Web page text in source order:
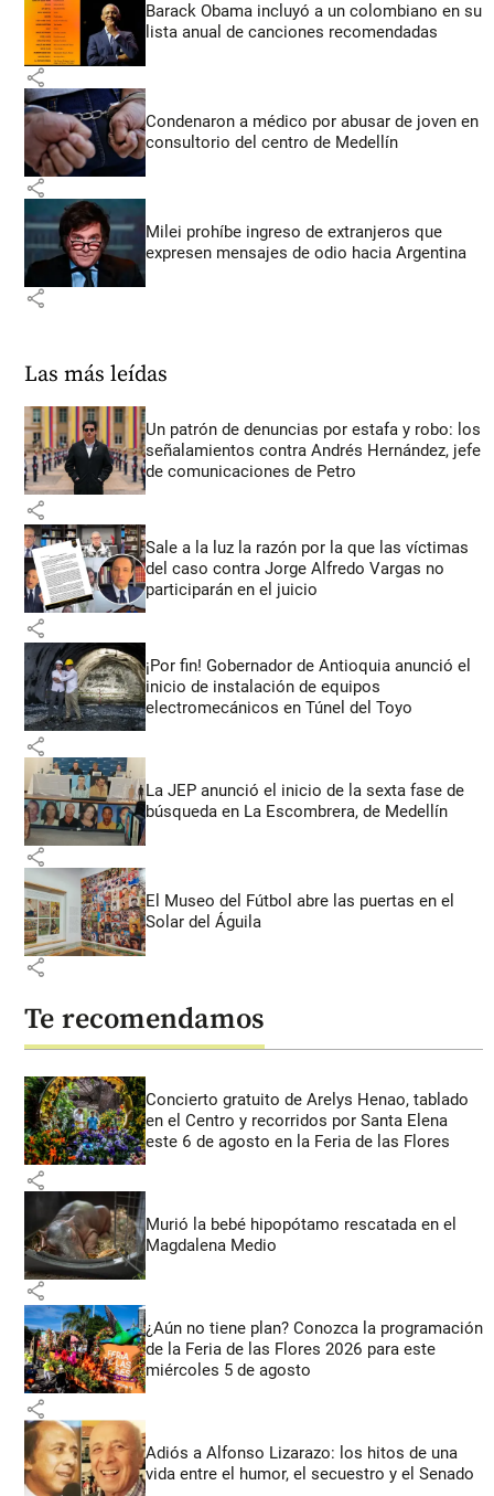
Barack Obama incluyó a un colombiano en su
lista anual de canciones recomendadas
share
Condenaron a médico por abusar de joven en
consultorio del centro de Medellín
share
Milei prohíbe ingreso de extranjeros que
expresen mensajes de odio hacia Argentina
share
Las más leídas
Un patrón de denuncias por estafa y robo: los
señalamientos contra Andrés Hernández, jefe
de comunicaciones de Petro
share
Sale a la luz la razón por la que las víctimas
del caso contra Jorge Alfredo Vargas no
participarán en el juicio
share
¡Por fin! Gobernador de Antioquia anunció el
inicio de instalación de equipos
electromecánicos en Túnel del Toyo
share
La JEP anunció el inicio de la sexta fase de
búsqueda en La Escombrera, de Medellín
share
El Museo del Fútbol abre las puertas en el
Solar del Águila
share
Te recomendamos
Concierto gratuito de Arelys Henao, tablado
en el Centro y recorridos por Santa Elena
este 6 de agosto en la Feria de las Flores
share
Murió la bebé hipopótamo rescatada en el
Magdalena Medio
share
¿Aún no tiene plan? Conozca la programación
de la Feria de las Flores 2026 para este
miércoles 5 de agosto
share
Adiós a Alfonso Lizarazo: los hitos de una
vida entre el humor, el secuestro y el Senado